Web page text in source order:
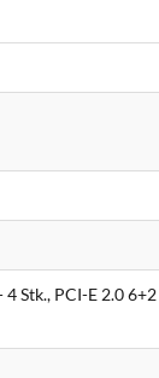
Stk., PCI-E 2.0